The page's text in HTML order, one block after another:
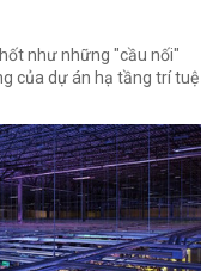
như những "cầu nối"
của dự án hạ tầng trí tuệ